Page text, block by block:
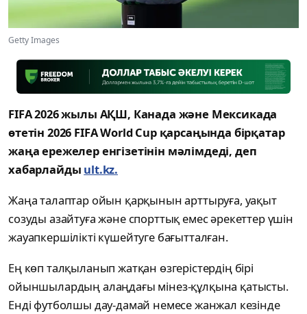
Getty Images
FIFA 2026 жылы АҚШ, Канада және Мексикада
өтетін 2026 FIFA World Cup қарсаңында бірқатар
жаңа ережелер енгізетінін мәлімдеді, деп
хабарлайды ult.kz.
Жаңа талаптар ойын қарқынын арттыруға, уақыт
созуды азайтуға және спорттық емес әрекеттер үшін
жауапкершілікті күшейтуге бағытталған.
Ең көп талқыланып жатқан өзгерістердің бірі
ойыншылардың алаңдағы мінез-құлқына қатысты.
Енді футболшы дау-дамай немесе жанжал кезінде